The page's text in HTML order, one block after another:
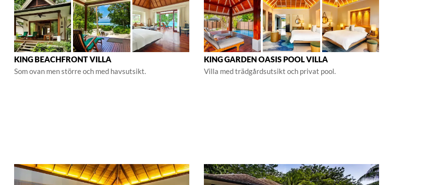
KING BEACHFRONT VILLA
Som ovan men större och med havsutsikt.
KING GARDEN OASIS POOL VILLA
Villa med trädgårdsutsikt och privat pool.